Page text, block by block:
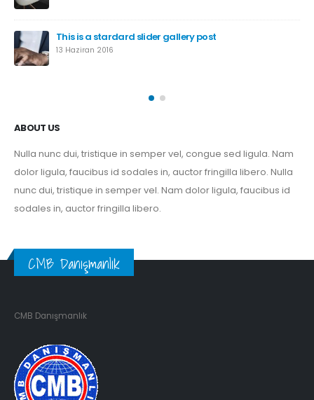
This is a stardard slider gallery post
13 Haziran 2016
ABOUT US
Nulla nunc dui, tristique in semper vel, congue sed ligula. Nam
dolor ligula, faucibus id sodales in, auctor fringilla libero. Nulla
nunc dui, tristique in semper vel. Nam dolor ligula, faucibus id
sodales in, auctor fringilla libero.
CMB Danışmanlık
CMB Danışmanlık